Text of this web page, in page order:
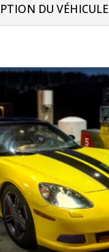
DU VÉHICULE